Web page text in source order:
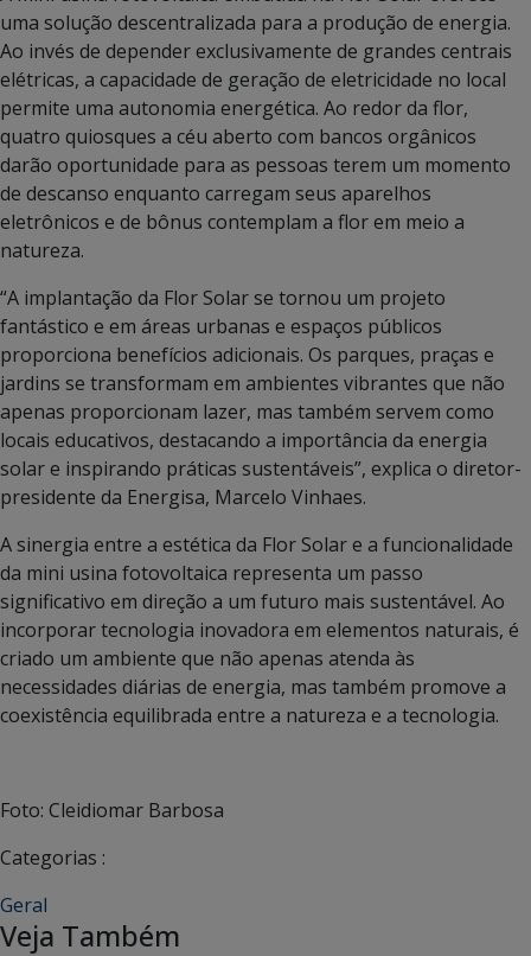
uma solução descentralizada para a produção de energia.
Ao invés de depender exclusivamente de grandes centrais
elétricas, a capacidade de geração de eletricidade no local
permite uma autonomia energética. Ao redor da flor,
quatro quiosques a céu aberto com bancos orgânicos
darão oportunidade para as pessoas terem um momento
de descanso enquanto carregam seus aparelhos
eletrônicos e de bônus contemplam a flor em meio a
natureza.
“A implantação da Flor Solar se tornou um projeto
fantástico e em áreas urbanas e espaços públicos
proporciona benefícios adicionais. Os parques, praças e
jardins se transformam em ambientes vibrantes que não
apenas proporcionam lazer, mas também servem como
locais educativos, destacando a importância da energia
solar e inspirando práticas sustentáveis”, explica o diretor-
presidente da Energisa, Marcelo Vinhaes.
A sinergia entre a estética da Flor Solar e a funcionalidade
da mini usina fotovoltaica representa um passo
significativo em direção a um futuro mais sustentável. Ao
incorporar tecnologia inovadora em elementos naturais, é
criado um ambiente que não apenas atenda às
necessidades diárias de energia, mas também promove a
coexistência equilibrada entre a natureza e a tecnologia.
Foto: Cleidiomar Barbosa
Categorias :
Geral
Veja Também